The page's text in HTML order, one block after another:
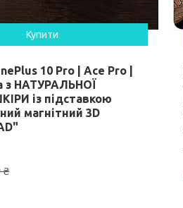
Купити
10 Pro | Ace Pro |
з НАТУРАЛЬНОЇ
із підставкою
магнітний 3D
₴